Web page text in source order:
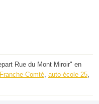
Rue du Mont Miroir" en
Comté, auto-école 25,